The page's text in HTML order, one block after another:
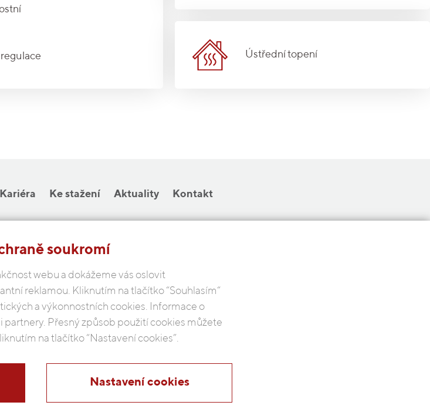
Ústřední topení
Kariéra Ke stažení Aktuality Kontakt
18/12a, 140 00 Praha 4
Česká republika
ochrany osobních údajů
soukromí
webu a dokážeme vás oslovit
reklamou. Kliknutím na tlačítko “Souhlasím“
a výkonnostních cookies. Informace o
partnery. Přesný způsob použití cookies můžete
na tlačítko “Nastavení cookies”.
Nastavení cookies